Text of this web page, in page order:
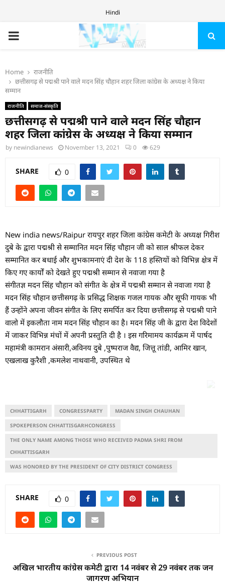
Hindi
PRIMARY
Home
राजनीति
छत्तीसगढ़ से पद्मश्री पाने वाले मदन सिंह चौहान शहर जिला कांग्रेस के अध्यक्ष ने किया
सम्मान
राजनीति समाज-संस्कृति
छत्तीसगढ़ से पद्मश्री पाने वाले मदन सिंह चौहान
शहर जिला कांग्रेस के अध्यक्ष ने किया सम्मान
by newindianews November 13, 2021 0 629
SHARE 0
New india news/Raipur रायपुर शहर जिला कांग्रेस कमेटी के अध्यक्ष गिरीश
दुबे के द्वारा पद्मश्री से सम्मानित मदन सिंह चौहान जी को साल श्रीफल देकर
सम्मानित कर बधाई और शुभकामनाएं दी देश के 118 हस्तियों को विभिन्न क्षेत्र में
किए गए कार्यों को देखते हुए पद्मश्री सम्मान से नवाजा गया है
संगीतज्ञ मदन सिंह चौहान को संगीत के क्षेत्र में पद्मश्री सम्मान से नवाजा गया है
मदन सिंह चौहान छत्तीसगढ़ के प्रसिद्ध शिक्षक गजल गायक और सूफी गायक भी
हैं उन्होंने अपना जीवन संगीत के लिए समर्पित कर दिया छत्तीसगढ़ से पद्मश्री पाने
वालो में इकलौता नाम मदन सिंह चौहान का है। मदन सिंह जी के द्वारा देश विदेशों
में जाकर विभिन्न मंचों में अपनी प्रस्तुति दी है । इस गरिमामय कार्यक्रम में पार्षद
महामंत्री कामरान अंसारी,अविनय दुबे ,पुष्पराज वैद्य, जित्तू तांडी, आमिर खान,
एखलाख कुरैशी ,कमलेश नाथवानी, उपस्थित थे
CHHATTIGARH CONGRESSPARTY MADAN SINGH CHAUHAN
SPOKEPERSON CHHATTISGARHCONGRESS
THE ONLY NAME AMONG THOSE WHO RECEIVED PADMA SHRI FROM
CHHATTISGARH
WAS HONORED BY THE PRESIDENT OF CITY DISTRICT CONGRESS
SHARE 0
PREVIOUS POST
अखिल भारतीय कांग्रेस कमेटी द्वारा 14 नवंबर से 29 नवंबर तक जन
जागरण अभियान